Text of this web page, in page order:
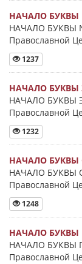
НАЧАЛО БУКВЫ
НАЧАЛО БУКВЫ
Православной
1237
НАЧАЛО БУКВЫ
НАЧАЛО БУКВЫ Ξ
Православной
1232
НАЧАЛО БУКВЫ
НАЧАЛО БУКВЫ
Православной
1248
НАЧАЛО БУКВЫ
НАЧАЛО БУКВЫ
Православной